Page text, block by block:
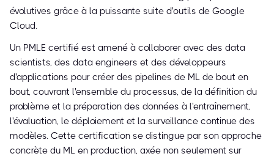
évolutives grâce à la puissante suite d'outils de Google
Cloud.
Un PMLE certifié est amené à collaborer avec des data
scientists, des data engineers et des développeurs
d'applications pour créer des pipelines de ML de bout en
bout, couvrant l'ensemble du processus, de la définition du
problème et la préparation des données à l'entraînement,
l'évaluation, le déploiement et la surveillance continue des
modèles. Cette certification se distingue par son approche
concrète du ML en production, axée non seulement sur